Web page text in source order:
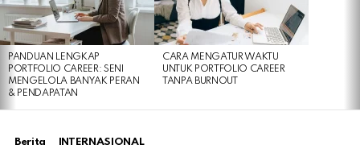
PANDUAN LENGKAP
PORTFOLIO CAREER: SENI
MENGELOLA BANYAK PERAN
& PENDAPATAN
CARA MENGATUR WAKTU
UNTUK PORTFOLIO CAREER
TANPA BURNOUT
Berita INTERNASIONAL